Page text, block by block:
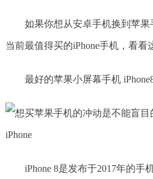
如果你想从安卓手机换到苹
当前最值得买的iPhone手机，看
最好的苹果小屏幕手机
iPhone 8是发布于2017年的手